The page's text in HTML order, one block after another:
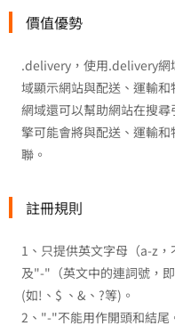
價值優勢
.delivery，使用.delivery網
域顯示網站與配送、運輸
網域還可以幫助網站在搜
擎可能會將與配送、運輸
聯。
註冊規則
1、只提供英文字母（a-z
及"-"（英文中的連詞號，
(如!、$ 、&、?等)。
2、"-"不能用作開頭和結尾